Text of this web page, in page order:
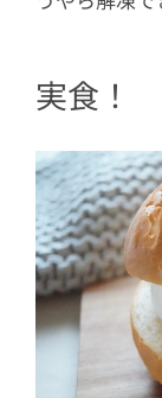
実食！